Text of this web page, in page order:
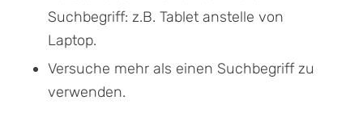
Suchbegriff: z.B. Tablet anstelle von
Laptop.
Versuche mehr als einen Suchbegriff zu
verwenden.